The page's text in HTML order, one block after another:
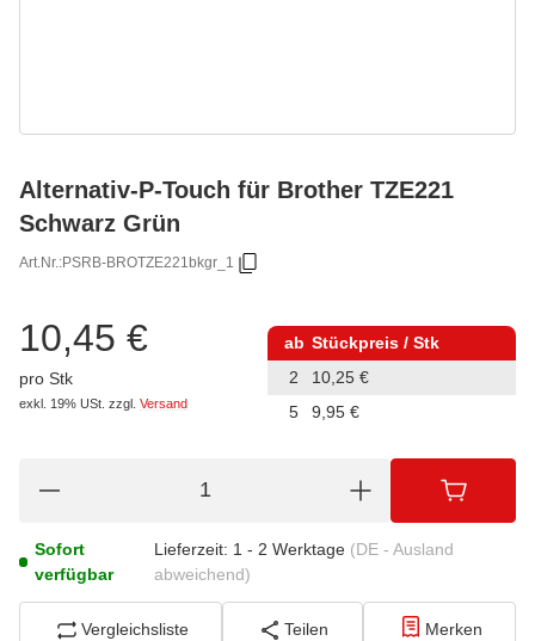
Alternativ-P-Touch für Brother TZE221
Schwarz Grün
Art.Nr.:PSRB-BROTZE221bkgr_1
10,45 €
pro Stk
exkl. 19% USt. zzgl. Versand
ab Stückpreis / Stk
2
10,25 €
5
9,95 €
Sofort
verfügbar
Lieferzeit: 1 - 2 Werktage (DE - Ausland
abweichend)
Vergleichsliste Teilen Merken